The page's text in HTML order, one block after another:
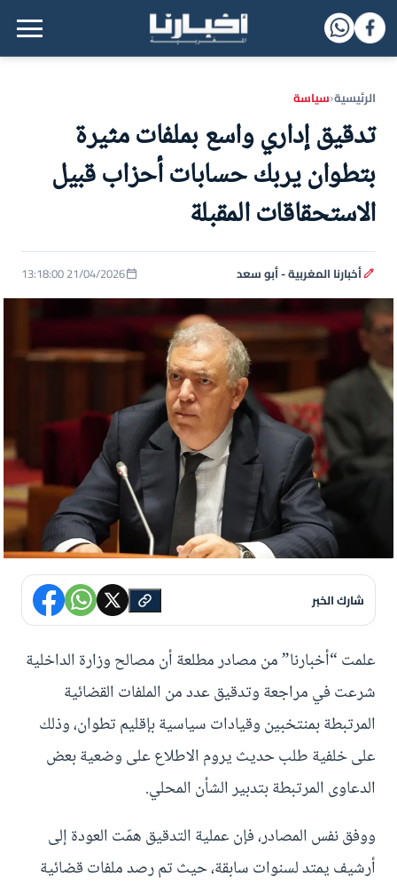
القائمة الرئيسية
الرئيسية‹سياسة
تدقيق إداري واسع بملفات مثيرة
بتطوان يربك حسابات أحزاب قبيل
الاستحقاقات المقبلة
أخبارنا المغربية - أبو سعد 21/04/2026 13:18:00
شارك الخبر
علمت “أخبارنا” من مصادر مطلعة أن مصالح وزارة الداخلية
شرعت في مراجعة وتدقيق عدد من الملفات القضائية
المرتبطة بمنتخبين وقيادات سياسية بإقليم تطوان، وذلك
على خلفية طلب حديث يروم الاطلاع على وضعية بعض
الدعاوى المرتبطة بتدبير الشأن المحلي.
ووفق نفس المصادر، فإن عملية التدقيق همّت العودة إلى
أرشيف يمتد لسنوات سابقة، حيث تم رصد ملفات قضائية